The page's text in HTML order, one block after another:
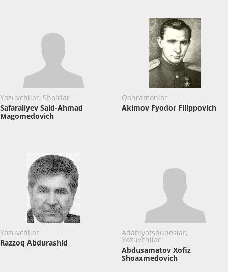
Yozuvchilar, Shoirlar
Safaraliyev Said-Ahmad
Magomedovich
Qahramonlar
Akimov Fyodor Filippovich
Yozuvchilar
Razzoq Abdurashid
Adabiyotshunoslar,
Yozuvchilar
Abdusamatov Xofiz
Shoaxmedovich